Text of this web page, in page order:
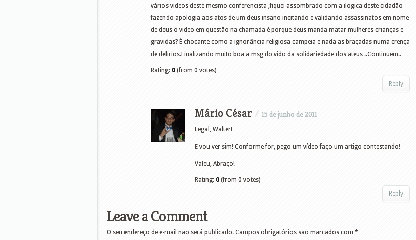
vários videos deste mesmo conferencista ,fiquei assombrado com a ilogica deste cidadão
fazendo apologia aos atos de um deus insano incitando e validando assassinatos em nome
de deus o video em questão na chamada é porque deus manda matar mulheres crianças e
gravidas? É chocante como a ignorância religiosa campeia e nada as braçadas numa crença
de delirios.Finalizando muito boa a msg do vido da solidariedade dos ateus ..Continuem..
Rating: 0 (from 0 votes)
Reply
Mário César / 15 de junho de 2011
Legal, Walter!
E vou ver sim! Conforme for, pego um vídeo faço um artigo contestando!
Valeu, Abraço!
Rating: 0 (from 0 votes)
Reply
Leave a Comment
O seu endereço de e-mail não será publicado. Campos obrigatórios são marcados com *